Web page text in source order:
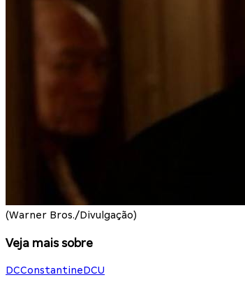
(Warner Bros./Divulgação)
Veja mais sobre
DCConstantineDCU